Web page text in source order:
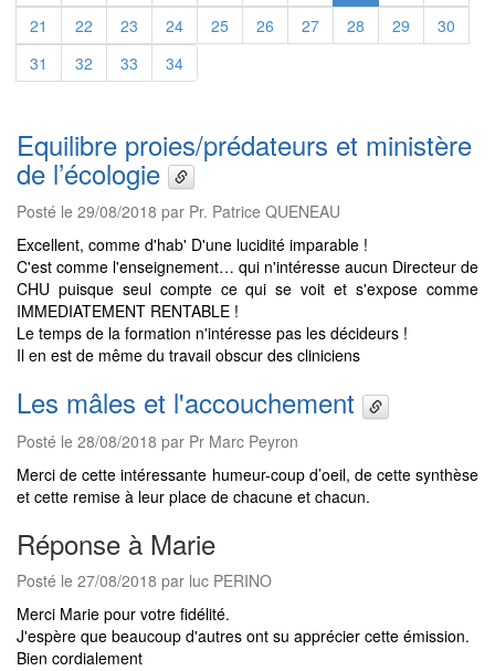
21
22 23 24 25 26 27 28 29
30
31
32 33 34
Equilibre proies/prédateurs et ministère
de l’écologie
Posté le 29/08/2018 par Pr. Patrice QUENEAU
Excellent, comme d'hab' D'une lucidité imparable !
C'est comme l'enseignement… qui n'intéresse aucun Directeur de
CHU puisque seul compte ce qui se voit et s'expose comme
IMMEDIATEMENT RENTABLE !
Le temps de la formation n'intéresse pas les décideurs !
Il en est de même du travail obscur des cliniciens
Les mâles et l'accouchement
Posté le 28/08/2018 par Pr Marc Peyron
Merci de cette intéressante humeur-coup d’oeil, de cette synthèse
et cette remise à leur place de chacune et chacun.
Réponse à Marie
Posté le 27/08/2018 par luc PERINO
Merci Marie pour votre fidélité.
J'espère que beaucoup d'autres ont su apprécier cette émission.
Bien cordialement